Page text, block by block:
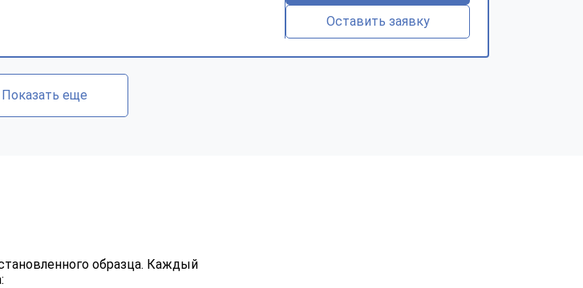
Оставить заявку
Показать еще
образца. Каждый